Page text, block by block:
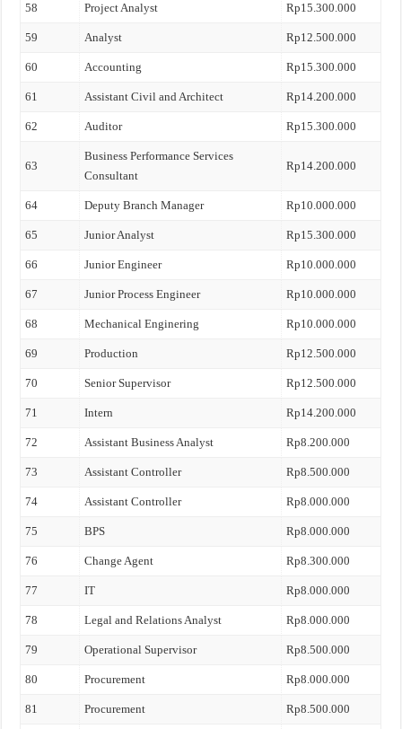
58 Project Analyst Rp15.300.000
59 Analyst Rp12.500.000
60 Accounting Rp15.300.000
61 Assistant Civil and Architect Rp14.200.000
62 Auditor Rp15.300.000
63
Business Performance Services
Consultant
Rp14.200.000
64 Deputy Branch Manager Rp10.000.000
65 Junior Analyst Rp15.300.000
66 Junior Engineer Rp10.000.000
67 Junior Process Engineer Rp10.000.000
68 Mechanical Enginering Rp10.000.000
69 Production Rp12.500.000
70 Senior Supervisor Rp12.500.000
71 Intern Rp14.200.000
72 Assistant Business Analyst Rp8.200.000
73 Assistant Controller Rp8.500.000
74 Assistant Controller Rp8.000.000
75 BPS Rp8.000.000
76 Change Agent Rp8.300.000
77 IT Rp8.000.000
78 Legal and Relations Analyst Rp8.000.000
79 Operational Supervisor Rp8.500.000
80 Procurement Rp8.000.000
81 Procurement Rp8.500.000